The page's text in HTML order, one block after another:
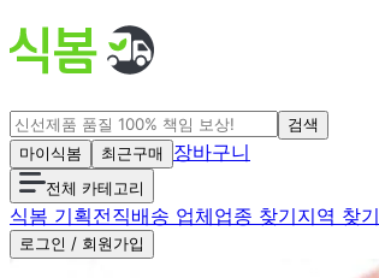
검색
마이식봄
최근구매 장바구니
전체 카테고리
식봄 기획전직배송 업체업종 찾기지역 찾기
로그인 / 회원가입